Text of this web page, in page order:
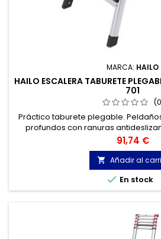
MARCA: HAILO
HAILO ESCALERA TABURETE
701
Práctico taburete plegable.
profundos con ranuras
antideslizantes. Plegable de forma
150 kg de
Precio
91,74 €
 Añadir al
 En stock